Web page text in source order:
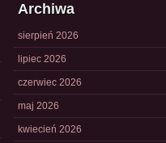
Archiwa
sierpień 2026
lipiec 2026
czerwiec 2026
maj 2026
kwiecień 2026